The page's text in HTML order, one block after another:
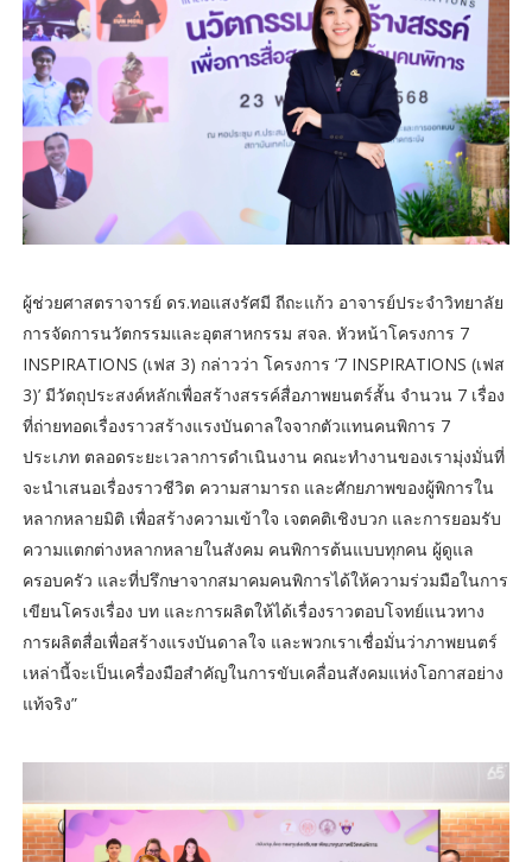
ผู้ช่วยศาสตราจารย์ ดร.ทอแสงรัศมี ถีถะแก้ว อาจารย์ประจำวิทยาลัย
การจัดการนวัตกรรมและอุตสาหกรรม สจล. หัวหน้าโครงการ 7
INSPIRATIONS (เฟส 3) กล่าวว่า โครงการ ‘7 INSPIRATIONS (เฟส
3)’ มีวัตถุประสงค์หลักเพื่อสร้างสรรค์สื่อภาพยนตร์สั้น จำนวน 7 เรื่อง
ที่ถ่ายทอดเรื่องราวสร้างแรงบันดาลใจจากตัวแทนคนพิการ 7
ประเภท ตลอดระยะเวลาการดำเนินงาน คณะทำงานของเรามุ่งมั่นที่
จะนำเสนอเรื่องราวชีวิต ความสามารถ และศักยภาพของผู้พิการใน
หลากหลายมิติ เพื่อสร้างความเข้าใจ เจตคติเชิงบวก และการยอมรับ
ความแตกต่างหลากหลายในสังคม คนพิการต้นแบบทุกคน ผู้ดูแล
ครอบครัว และที่ปรึกษาจากสมาคมคนพิการได้ให้ความร่วมมือในการ
เขียนโครงเรื่อง บท และการผลิตให้ได้เรื่องราวตอบโจทย์แนวทาง
การผลิตสื่อเพื่อสร้างแรงบันดาลใจ และพวกเราเชื่อมั่นว่าภาพยนตร์
เหล่านี้จะเป็นเครื่องมือสำคัญในการขับเคลื่อนสังคมแห่งโอกาสอย่าง
แท้จริง”